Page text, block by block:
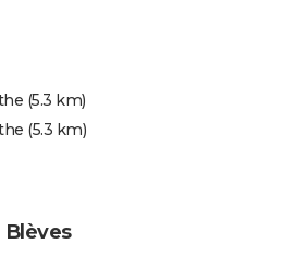
(5.3 km)
(5.3 km)
Blèves